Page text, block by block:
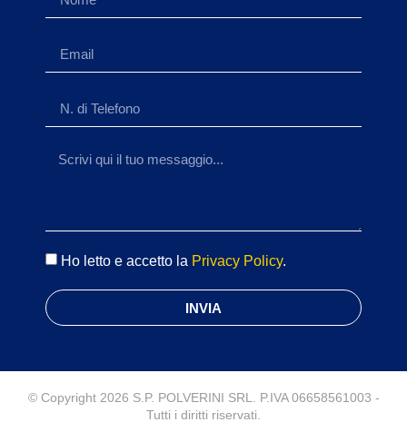
Ho letto e accetto la Privacy Policy.
INVIA
© Copyright 2026 S.P. POLVERINI SRL. P.IVA 06658561003 -
Tutti i diritti riservati.